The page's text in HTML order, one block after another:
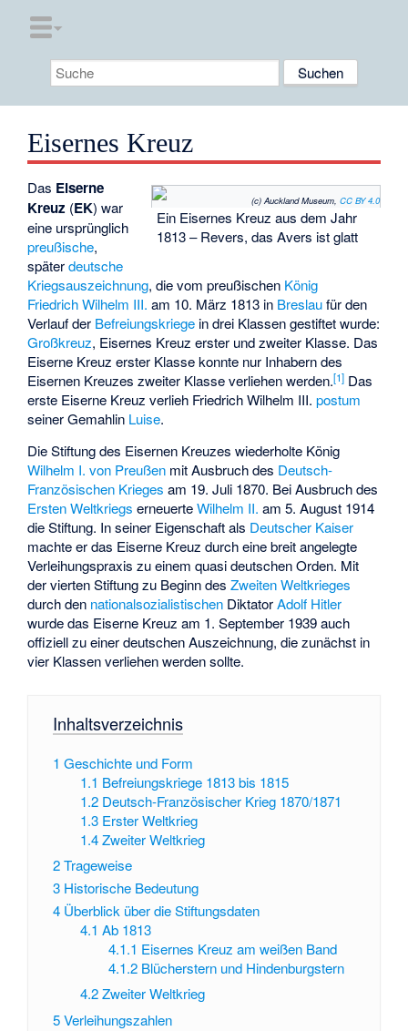
Eisernes Kreuz
(c) Auckland Museum, CC BY 4.0
Ein Eisernes Kreuz aus dem Jahr
1813 – Revers, das Avers ist glatt
Das Eiserne
Kreuz (EK) war
eine ursprünglich
preußische,
späterdeutsche
Kriegsauszeichnung, die vom preußischen König
Friedrich Wilhelm III. am 10. März 1813 in Breslaufür den
Verlauf der Befreiungskriege in drei Klassen gestiftet wurde:
Großkreuz, Eisernes Kreuz erster und zweiter Klasse. Das
Eiserne Kreuz erster Klasse konnte nur Inhabern des
Eisernen Kreuzes zweiter Klasse verliehen werden.[1] Das
erste Eiserne Kreuz verlieh Friedrich Wilhelm III.postum
seiner Gemahlin Luise.
Die Stiftung des Eisernen Kreuzes wiederholte König
Wilhelm I. von Preußen mit Ausbruch des Deutsch-
Französischen Krieges am 19. Juli 1870. Bei Ausbruch des
Ersten Weltkriegs erneuerteWilhelm II. am 5. August 1914
die Stiftung. In seiner Eigenschaft als Deutscher Kaiser
machte er das Eiserne Kreuz durch eine breit angelegte
Verleihungspraxis zu einem quasi deutschen Orden. Mit
der vierten Stiftung zu Beginn desZweiten Weltkrieges
durch den nationalsozialistischen DiktatorAdolf Hitler
wurde das Eiserne Kreuz am 1. September 1939 auch
offiziell zu einer deutschen Auszeichnung, die zunächst in
vier Klassen verliehen werden sollte.
Inhaltsverzeichnis
1 Geschichte und Form
1.1 Befreiungskriege 1813 bis 1815
1.2 Deutsch-Französischer Krieg 1870/1871
1.3 Erster Weltkrieg
1.4 Zweiter Weltkrieg
2Trageweise
3 Historische Bedeutung
4 Überblick über die Stiftungsdaten
4.1 Ab 1813
4.1.1 Eisernes Kreuz am weißen Band
4.1.2 Blücherstern und Hindenburgstern
4.2 Zweiter Weltkrieg
5Verleihungszahlen